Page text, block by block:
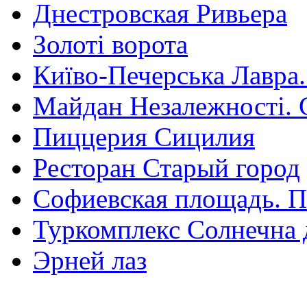
Днестровская Ривьера
Золоті ворота
Київо-Печерська
Майдан Незалежності.
Пиццерия Сицилия
Ресторан Старый город
Софиевская площадь.
Туркомплекс Солнечна
Эрней лаз